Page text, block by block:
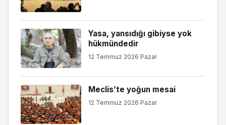
Yasa, yansıdığı gibiyse yok
hükmündedir
12 Temmuz 2026 Pazar
Meclis’te yoğun mesai
12 Temmuz 2026 Pazar